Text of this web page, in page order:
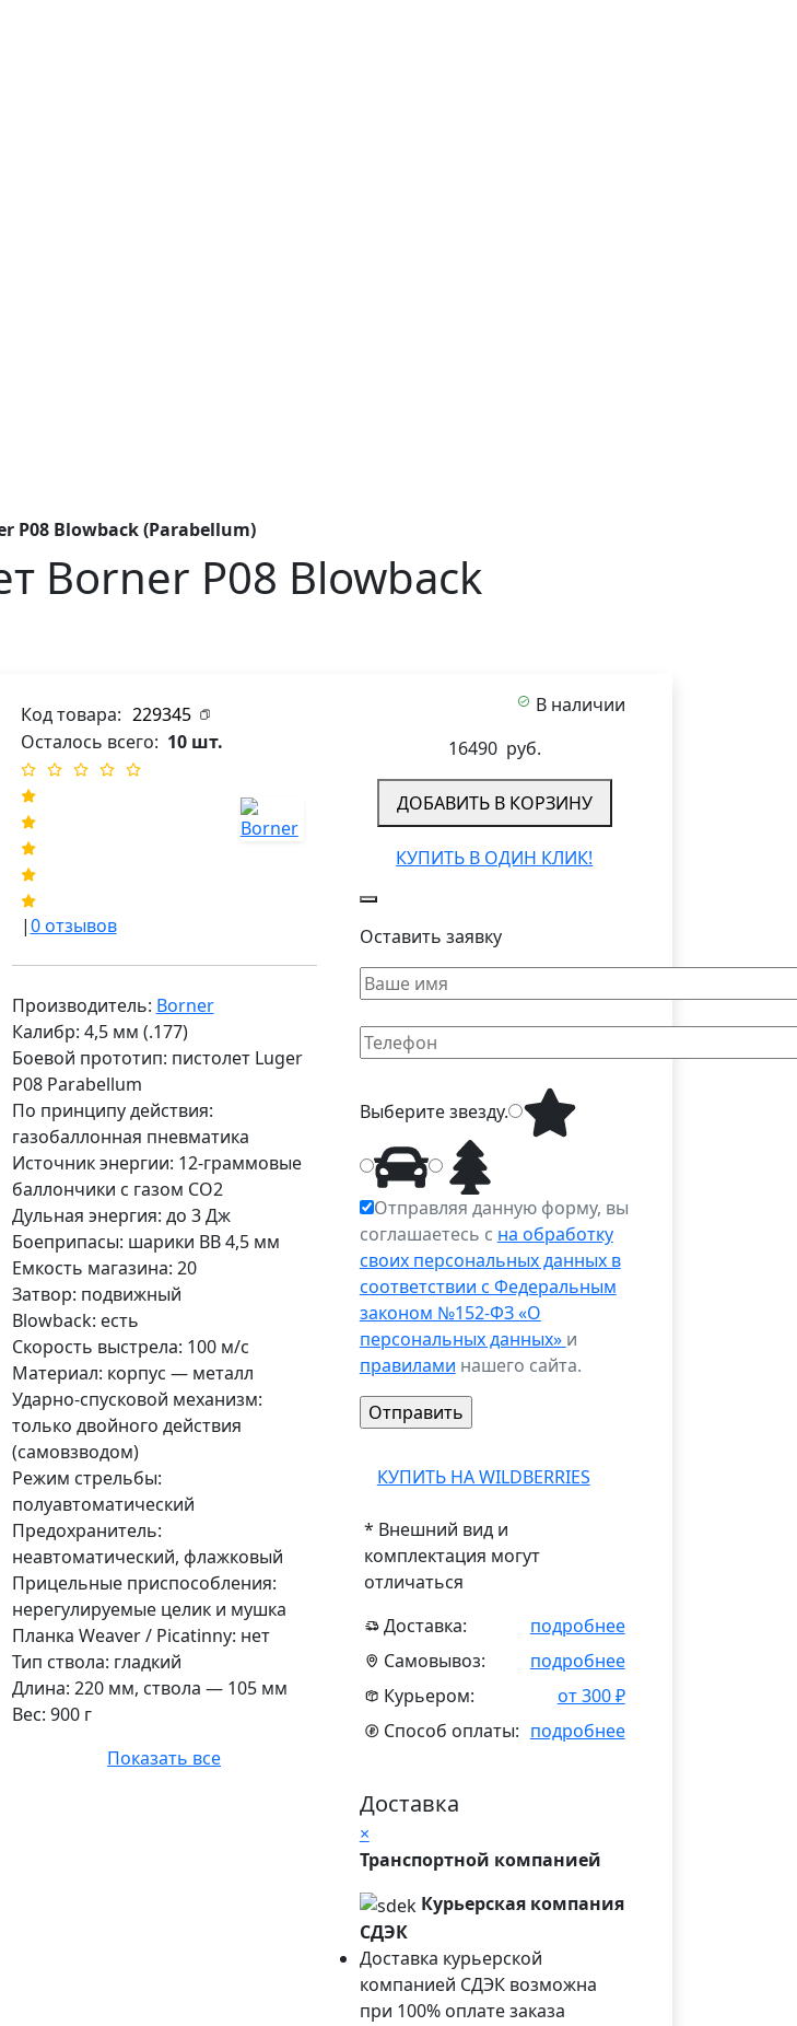
P08 Blowback (Parabellum)
Borner P08 Blowback
Код товара: 229345
Осталось всего: 10 шт.
|0отзывов
Производитель: Borner
Калибр: 4,5 мм (.177)
Боевой прототип: пистолет Luger
P08 Parabellum
По принципу действия:
газобаллонная пневматика
Источник энергии: 12-граммовые
баллончики с газом CO2
Дульная энергия: до 3 Дж
Боеприпасы: шарики BB 4,5 мм
Емкость магазина: 20
Затвор: подвижный
Blowback: есть
Скорость выстрела: 100 м/с
Материал: корпус — металл
Ударно-спусковой механизм:
только двойного действия
(самовзводом)
Режим стрельбы:
полуавтоматический
Предохранитель:
неавтоматический, флажковый
Прицельные приспособления:
нерегулируемые целик и мушка
Планка Weaver / Picatinny: нет
Тип ствола: гладкий
Длина: 220 мм, ствола — 105 мм
Вес: 900 г
Показать все
В наличии
16490 руб.
ДОБАВИТЬ В КОРЗИНУ
КУПИТЬ В ОДИН КЛИК!
Оставить заявку
Выберитезвезду.
Отправляя данную форму, вы
соглашаетесь с на обработку
своих персональных данных в
соответствии с Федеральным
законом №152-ФЗ «О
персональных данных» и
правилами нашего сайта.
КУПИТЬ НА WILDBERRIES
* Внешний вид и
комплектация могут
отличаться
Доставка:
подробнее
Самовывоз:
подробнее
Курьером:
от 300 ₽
Способ оплаты: подробнее
Доставка
×
Транспортной компанией
Курьерская компания
СДЭК
Доставка курьерской
компанией СДЭК возможна
при 100% оплате заказа